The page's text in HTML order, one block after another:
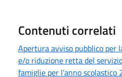
Contenuti correlati
Apertura avviso pubblico per
e/o riduzione retta del
famiglie per l’anno